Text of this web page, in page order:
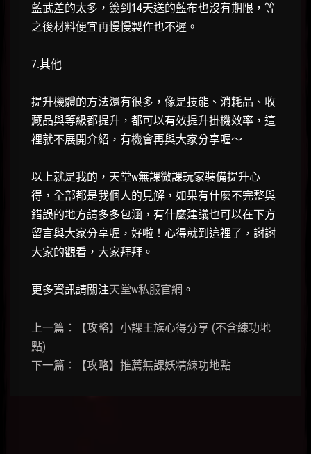
藍武差的太多，簽到14天送的藍布也沒有期限，等
之後材料便宜再慢慢製作也不遲。
7.其他
提升機體的方法還有很多，像是技能、消耗品、收
藏品與等級都提升，都可以有效提升掛機效率，這
裡就不展開介紹，有機會再與大家分享喔～
以上就是我的，天堂w無課微課玩家裝備提升心
得，全部都是我個人的見解，如果有什麼不完整與
錯誤的地方請多多包涵，有什麼建議也可以在下方
留言與大家分享喔，好啦！心得就到這裡了，謝謝
大家的觀看，大家拜拜。
更多資訊請關注天堂w私服官網 。
上一篇：【攻略】小課王族心得分享 (不含練功地
點)
下一篇：【攻略】推薦無課妖精練功地點